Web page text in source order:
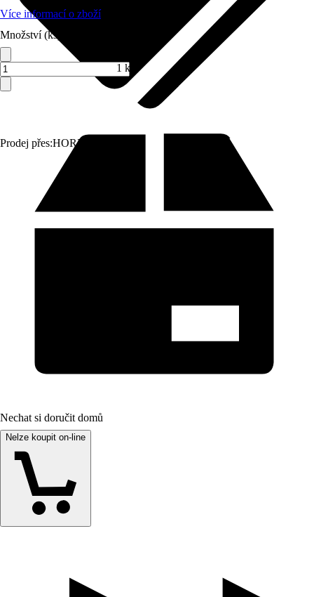
Prodej přes:HORNBACH
Více informací o zboží
Množství (ks)
1 ks
Nechat si doručit domů
Nelze koupit on-line